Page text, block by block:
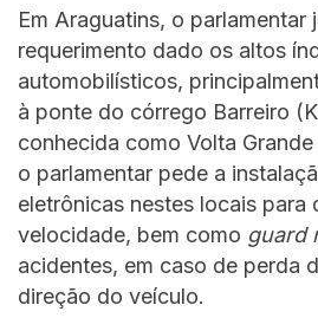
Em Araguatins, o parlamentar
requerimento dado os altos
automobilísticos,
à ponte do córrego Barreiro
conhecida como Volta
o parlamentar pede a
eletrônicas nestes locais para
velocidade, bem como guard
acidentes, em caso de perda
direção do veículo.